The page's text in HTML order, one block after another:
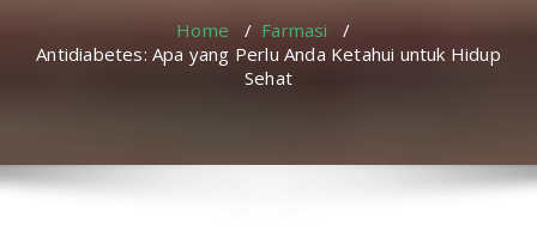
Home / Farmasi /
Antidiabetes: Apa yang Perlu Anda Ketahui untuk Hidup
Sehat